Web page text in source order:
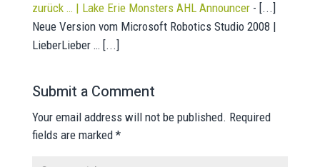
zurück … | Lake Erie Monsters AHL Announcer- [...]
Neue Version vom Microsoft Robotics Studio 2008 |
LieberLieber … [...]
Submit a Comment
Your email address will not be published. Required
fields are marked *